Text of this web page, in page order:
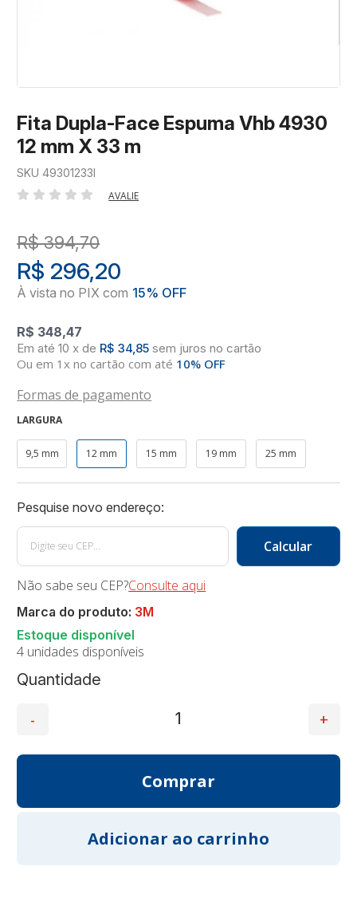
Fita Dupla-Face Espuma Vhb 4930
12 mm X 33 m
SKU 49301233I
AVALIE
R$ 394,70
R$ 348,47
R$ 296,20
10 x de R$ 34,85 sem juros no cartão
Ou em 1x no cartão com até 10% OFF
Formas de pagamento
LARGURA
9,5 mm 12 mm 15 mm 19 mm 25 mm
Quantidade
Não sabe seu CEP?Consulte aqui
4 unidades disponíveis
Marca do produto: 3M